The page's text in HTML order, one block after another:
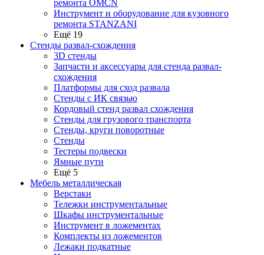
ремонта OMCN
Инструмент и оборудование для кузовного
ремонта STANZANI
Ещё 19
Стенды развал-схождения
3D стенды
Запчасти и аксессуары для стенда развал-
схождения
Платформы для сход развала
Стенды с ИК связью
Кордовый стенд развал схождения
Стенды для грузового транспорта
Стенды, круги поворотные
Стенды
Тестеры подвески
Ямные пути
Ещё 5
Мебель металлическая
Верстаки
Тележки инструментальные
Шкафы инструментальные
Инструмент в ложементах
Комплекты из ложементов
Лежаки подкатные